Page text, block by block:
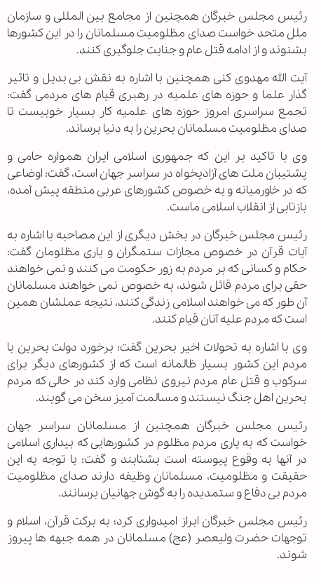
رئیس مجلس خبرگان همچنین از مجامع بین المللی و سازمان
ملل متحد خواست صدای مظلومیت مسلمانان را در این کشورها
بشنوند و از ادامه قتل عام و جنایت جلوگیری کنند.
آیت الله مهدوی کنی همچنین با اشاره به نقش بی بدیل و تاثیر
گذار علما و حوزه های علمیه در رهبری قیام های مردمی گفت:
تجمع سراسری امروز حوزه های علمیه کار بسیار خوبیست تا
صدای مظلومیت مسلمانان بحرین را به دنیا برساند.
وی با تاکید بر این که جمهوری اسلامی ایران همواره حامی و
پشتیبان ملت های آزادیخواه در سراسر جهان است، گفت: اوضاعی
که در خاورمیانه و به خصوص کشورهای عربی منطقه پیش آمده،
بازتابی از انقلاب اسلامی ماست.
رئیس مجلس خبرگان در بخش دیگری از این مصاحبه با اشاره به
آیات قرآن در خصوص مجازات ستمگران و یاری مظلومان گفت:
حکام و کسانی که بر مردم به زور حکومت می کنند و نمی خواهند
حقی برای مردم قائل شوند، به خصوص نمی خواهند مسلمانان
آن طور که می خواهند اسلامی زندگی کنند، نتیجه عملشان همین
است که مردم علیه آنان قیام کنند.
وی با اشاره به تحولات اخیر بحرین گفت: برخورد دولت بحرین با
مردم این کشور بسیار ظالمانه است که از کشورهای دیگر برای
سرکوب و قتل عام مردم نیروی نظامی وارد کند در حالی که مردم
بحرین اهل جنگ نیستند و مسالمت آمیز سخن می گویند.
رئیس مجلس خبرگان همچنین از مسلمانان سراسر جهان
خواست که به یاری مردم مظلوم در کشورهایی که بیداری اسلامی
در آنها به وقوع پیوسته است بشتابند و گفت: با توجه به این
حقیقت و مظلومیت، مسلمانان وظیفه دارند صدای مظلومیت
مردم بی دفاع و ستمدیده را به گوش جهانیان برسانند.
رئیس مجلس خبرگان ابراز امیدواری کرد؛ به برکت قرآن، اسلام و
توجهات حضرت ولیعصر (عج) مسلمانان در همه جبهه ها پیروز
شوند.